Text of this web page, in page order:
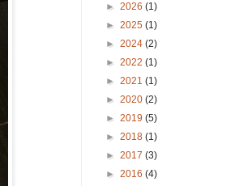
► 2026 (1)
► 2025 (1)
► 2024 (2)
► 2022 (1)
► 2021 (1)
► 2020 (2)
► 2019 (5)
► 2018 (1)
► 2017 (3)
► 2016 (4)